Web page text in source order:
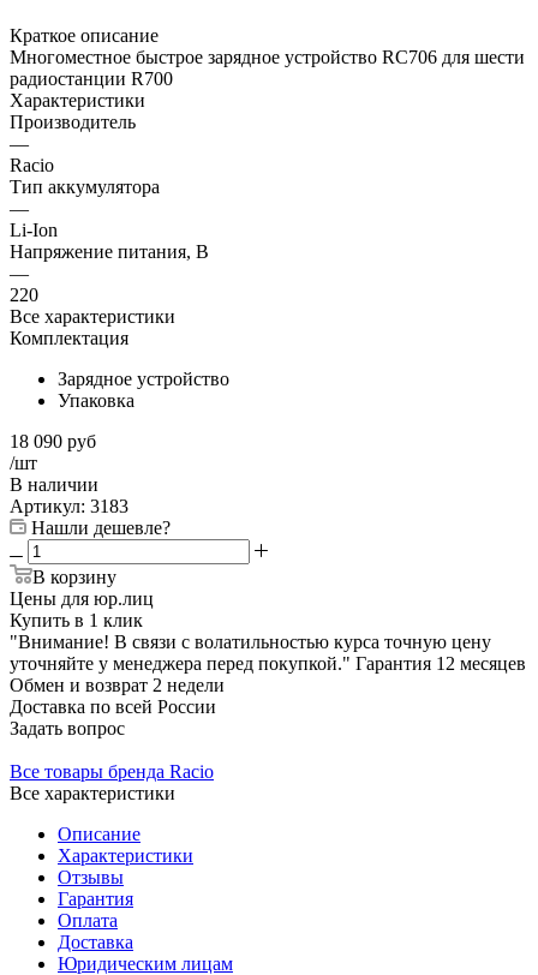
Краткое описание
Многоместное быстрое зарядное устройство RC706 для шести
радиостанции R700
Характеристики
Производитель
—
Racio
Тип аккумулятора
—
Li-Ion
Напряжение питания, В
—
220
Все характеристики
Комплектация
Зарядное устройство
Упаковка
18 090 руб
/шт
В наличии
Артикул: 3183
Нашли дешевле?
В корзину
Цены для юр.лиц
Купить в 1 клик
"Внимание! В связи с волатильностью курса точную цену
уточняйте у менеджера перед покупкой." Гарантия 12 месяцев
Обмен и возврат 2 недели
Доставка по всей России
Задать вопрос
Все товары бренда Racio
Все характеристики
Описание
Характеристики
Отзывы
Гарантия
Оплата
Доставка
Юридическим лицам